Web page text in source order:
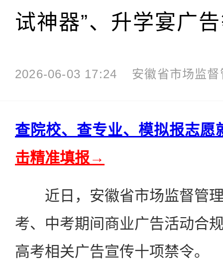
试神器”、升学宴广
2026-06-03 17:24 安徽省市场监
查院校、查专业、模拟报志
击精准填报→
近日，安徽省市场监督管理
考、中考期间商业广告活动合
高考相关广告宣传十项禁令。